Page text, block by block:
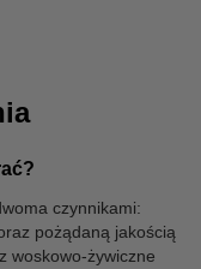
czynnikami:
pożądaną jakością
woskowo-żywiczne